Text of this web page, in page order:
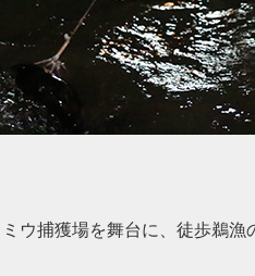
ウ捕獲場を舞台に、徒歩鵜